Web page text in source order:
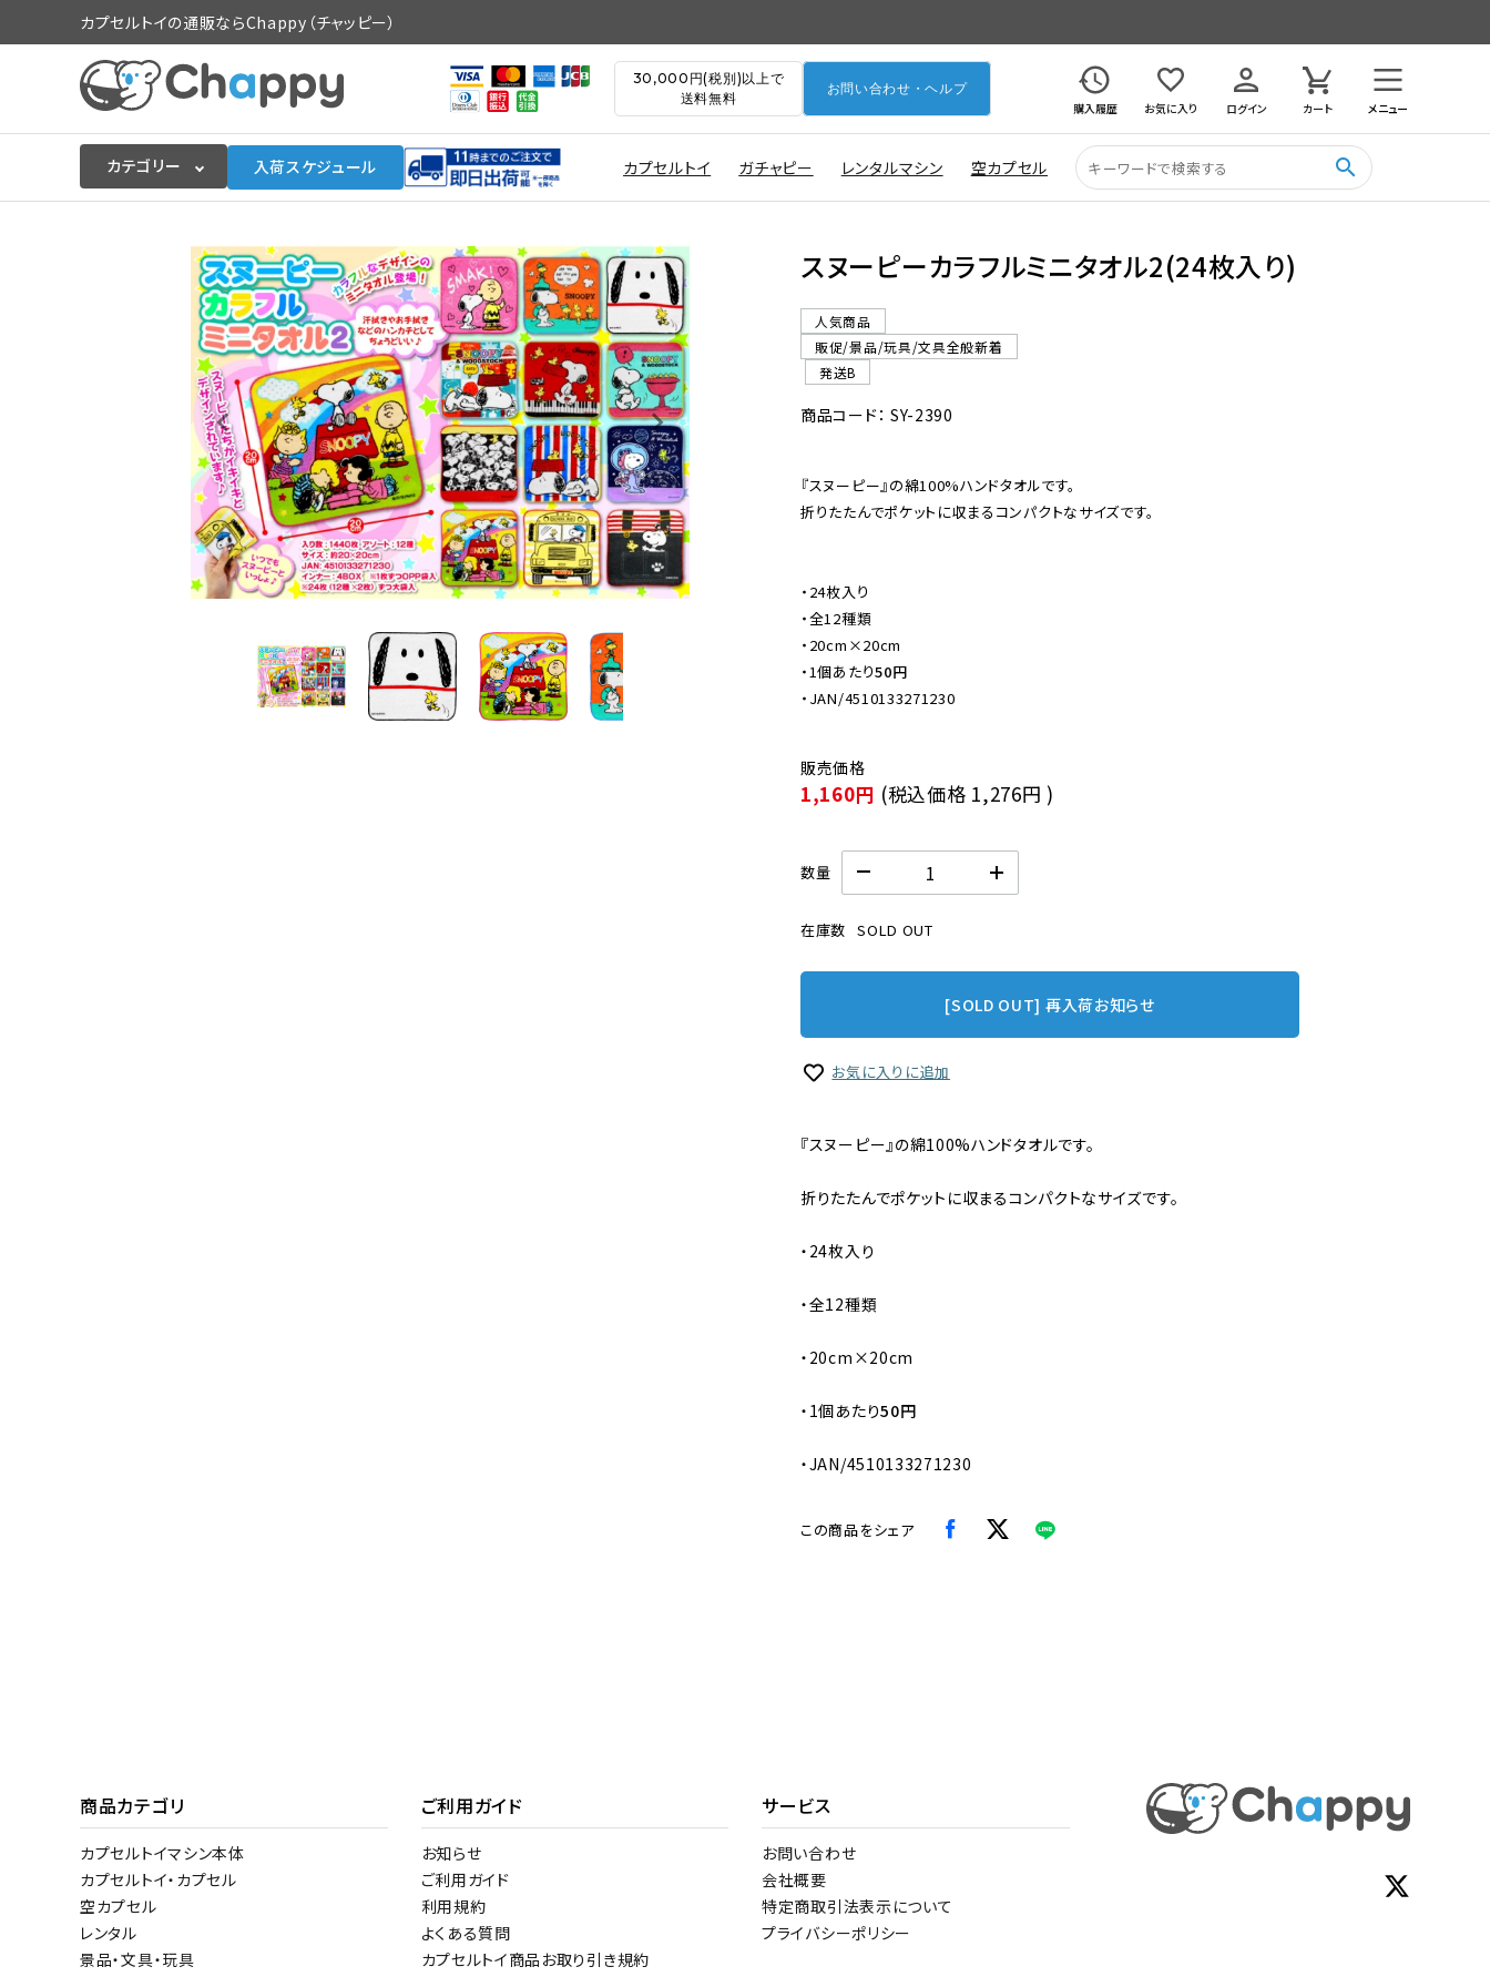
カプセルトイの通販ならChappy（チャッピー）
30,000円(税別)以上で
送料無料
お問い合わせ・ヘルプ
購入履歴
お気に入り ログイン カート メニュー
カテゴリー 入荷スケジュール カプセルトイ ガチャピー レンタルマシン 空カプセル search
入荷スケジュールをチェック
カプセルトイマシン本体
販促用空カプセル
景品・玩具・文具
スヌーピーカラフルミニタオル2(24枚入り)
人気商品
販促/景品/玩具/文具全般新着
発送B
商品コード： SY-2390
『スヌーピー』の綿100%ハンドタオルです。
折りたたんでポケットに収まるコンパクトなサイズです。
・24枚入り
・全12種類
・20cm×20cm
・1個あたり50円
・JAN/4510133271230
1,160円 (税込価格 1,276円 )
数量
在庫数 SOLD OUT
[SOLD OUT] 再入荷お知らせ
お気に入りに追加
『スヌーピー』の綿100%ハンドタオルです。
折りたたんでポケットに収まるコンパクトなサイズです。
・24枚入り
・全12種類
・20cm×20cm
・ 1個あたり50円
・JAN/4510133271230
この商品をシェア
商品カテゴリ
カプセルトイマシン本体
カプセルトイ・カプセル
空カプセル
レンタル
景品・文具・玩具
ご利用ガイド
お知らせ
ご利用ガイド
利用規約
よくある質問
カプセルトイ商品お取り引き規約
サービス
お問い合わせ
会社概要
特定商取引法表示について
プライバシーポリシー